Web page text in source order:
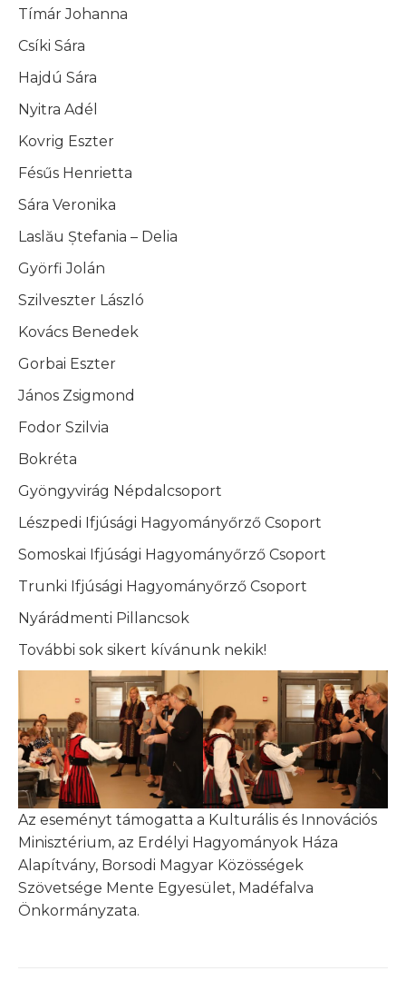
Tímár Johanna
Csíki Sára
Hajdú Sára
Nyitra Adél
Kovrig Eszter
Fésűs Henrietta
Sára Veronika
Laslău Ștefania – Delia
Györfi Jolán
Szilveszter László
Kovács Benedek
Gorbai Eszter
János Zsigmond
Fodor Szilvia
Bokréta
Gyöngyvirág Népdalcsoport
Lészpedi Ifjúsági Hagyományőrző Csoport
Somoskai Ifjúsági Hagyományőrző Csoport
Trunki Ifjúsági Hagyományőrző Csoport
Nyárádmenti Pillancsok
További sok sikert kívánunk nekik!
Az eseményt támogatta a Kulturális és Innovációs
Minisztérium, az Erdélyi Hagyományok Háza
Alapítvány, Borsodi Magyar Közösségek
Szövetsége Mente Egyesület, Madéfalva
Önkormányzata.